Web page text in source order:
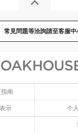
常見問題等洽詢請至客服中
南
示 个